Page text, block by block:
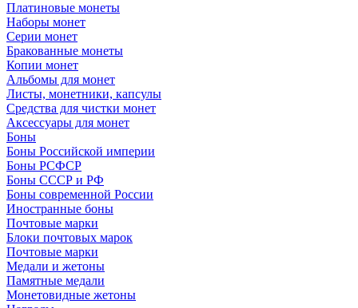
Платиновые монеты
Наборы монет
Серии монет
Бракованные монеты
Копии монет
Альбомы для монет
Листы, монетники, капсулы
Средства для чистки монет
Аксессуары для монет
Боны
Боны Российской империи
Боны РСФСР
Боны СССР и РФ
Боны современной России
Иностранные боны
Почтовые марки
Блоки почтовых марок
Почтовые марки
Медали и жетоны
Памятные медали
Монетовидные жетоны